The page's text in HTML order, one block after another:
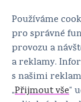
Sledujte nás
Používáme
pro správné
provozu a
a reklamy.
s našimi
„Přijmout vše“